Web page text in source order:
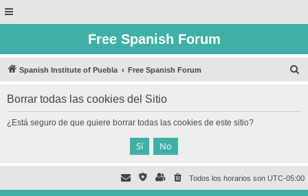
Free Spanish Forum
Spanish Institute of Puebla Free Spanish Forum
Borrar todas las cookies del Sitio
¿Está seguro de que quiere borrar todas las cookies de este sitio?
Todos los horarios son UTC-05:00